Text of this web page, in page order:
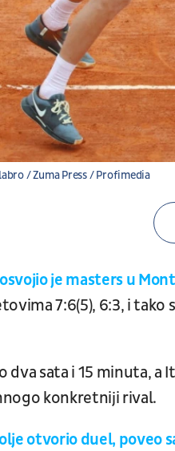
/ Zuma Press / Profimedia
je masters u
7:6(5), 6:3, i
dva sata i 15 minuta,
konkretniji rival.
otvorio duel, poveo